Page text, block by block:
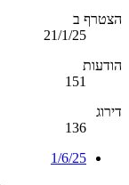
הצטרף ב
21/1/25
הודעות
151
דירוג
136
1/6/25